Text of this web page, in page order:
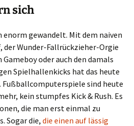
sich
enorm gewandelt. Mit dem naiven
, der Wunder-Fallrückzieher-Orgie
Gameboy oder auch den damals
Spielhallenkicks hat das heute
sind heute
kein stumpfes Kick & Rush. Es
die man erst einmal zu
Sogar die, die einen auf lässig